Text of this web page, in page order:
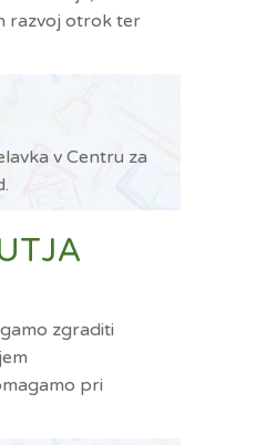
razvoj otrok ter
v Centru za
zgraditi
pri